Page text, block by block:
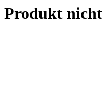
Produkt